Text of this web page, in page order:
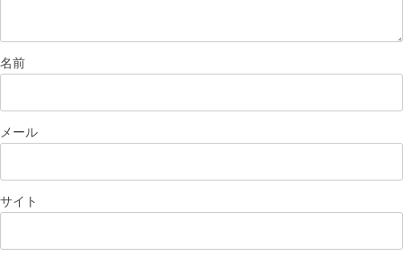
名前
メール
サイト